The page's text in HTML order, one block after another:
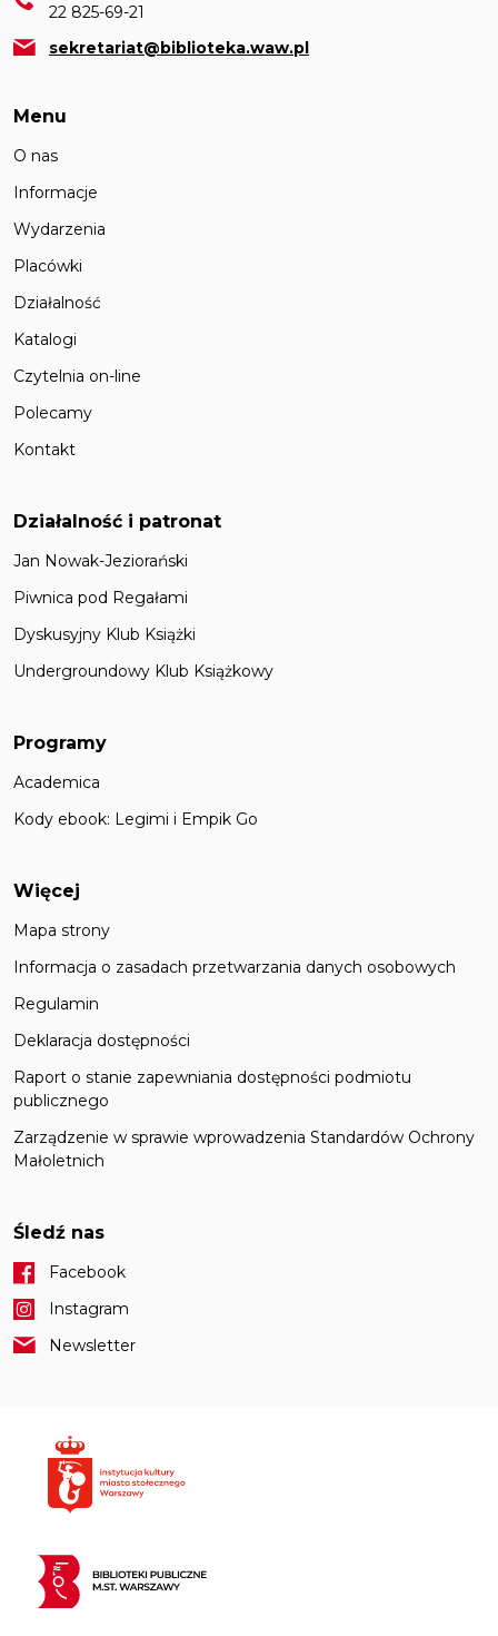
22 825-69-21
sekretariat@biblioteka.waw.pl
Menu
O nas
Informacje
Wydarzenia
Placówki
Działalność
Katalogi
Czytelnia on-line
Polecamy
Kontakt
Działalność i patronat
Jan Nowak-Jeziorański
Piwnica pod Regałami
Dyskusyjny Klub Książki
Undergroundowy Klub Książkowy
Programy
Academica
Kody ebook: Legimi i Empik Go
Więcej
Mapa strony
Informacja o zasadach przetwarzania danych osobowych
Regulamin
Deklaracja dostępności
Raport o stanie zapewniania dostępności podmiotu
publicznego
Zarządzenie w sprawie wprowadzenia Standardów Ochrony
Małoletnich
Śledź nas
Facebook
Instagram
Newsletter